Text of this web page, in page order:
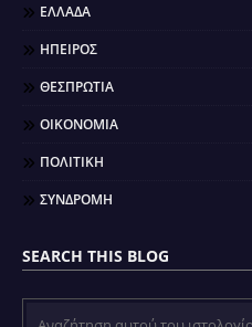
ΕΛΛΑΔΑ
ΗΠΕΙΡΟΣ
ΘΕΣΠΡΩΤΙΑ
ΟΙΚΟΝΟΜΙΑ
ΠΟΛΙΤΙΚΗ
ΣΥΝΔΡΟΜΗ
SEARCH THIS BLOG